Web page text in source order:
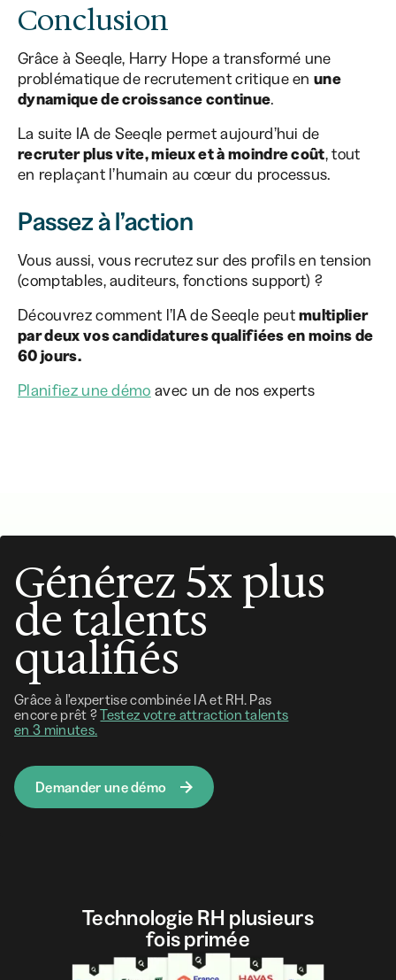
Conclusion
Grâce à Seeqle, Harry Hope a transformé une
problématique de recrutement critique enune
dynamique de croissance continue.
La suite IA de Seeqle permet aujourd’hui de
recruter plus vite, mieux et à moindre coût, tout
en replaçant l’humain au cœur du processus.
Passez à l’action
Vous aussi, vous recrutez sur des profils en tension
(comptables, auditeurs, fonctions support) ?
Découvrez comment l’IA de Seeqle peutmultiplier
par deux vos candidatures qualifiées en moins de
60 jours.
Planifiez une démo avec un de nos experts
Générez 5x plus
de talents
qualifiés
Grâce à l'expertise combinée IA et RH. Pas
encore prêt ?Testez votre attraction talents
en 3 minutes.
Demander une démo
Technologie RH plusieurs
fois primée